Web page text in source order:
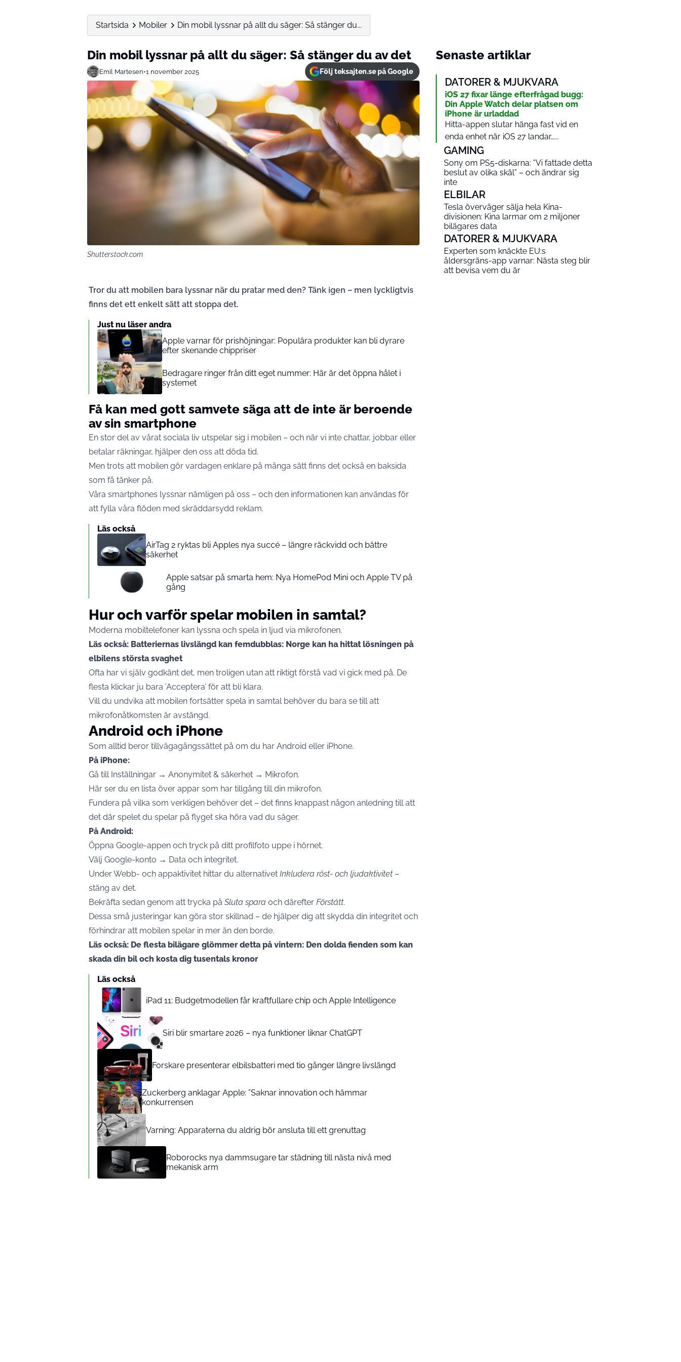
Startsida Mobiler Din mobil lyssnar på allt du säger: Så stänger du...
Din mobil lyssnar på allt du säger: Så stänger du av det
Emil Martesen•1 november 2025 Följ teksajten.se på Google
Shutterstock.com
Tror du att mobilen bara lyssnar när du pratar med den? Tänk igen – men lyckligtvis
finns det ett enkelt sätt att stoppa det.
Just nu läser andra
Apple varnar för prishöjningar: Populära produkter kan bli dyrare
efter skenande chippriser
Bedragare ringer från ditt eget nummer: Här är det öppna hålet i
systemet
Få kan med gott samvete säga att de inte är beroende
av sin smartphone
En stor del av vårat sociala liv utspelar sig i mobilen – och när vi inte chattar, jobbar eller
betalar räkningar, hjälper den oss att döda tid.
Men trots att mobilen gör vardagen enklare på många sätt finns det också en baksida
som få tänker på.
Våra smartphones lyssnar nämligen på oss – och den informationen kan användas för
att fylla våra flöden med skräddarsydd reklam.
Läs också
AirTag 2 ryktas bli Apples nya succé – längre räckvidd och bättre
säkerhet
Apple satsar på smarta hem: Nya HomePod Mini och Apple TV på
gång
Hur och varför spelar mobilen in samtal?
Moderna mobiltelefoner kan lyssna och spela in ljud via mikrofonen.
Läs också: Batteriernas livslängd kan femdubblas: Norge kan ha hittat lösningen på
elbilens största svaghet
Ofta har vi själv godkänt det, men troligen utan att riktigt förstå vad vi gick med på. De
flesta klickar ju bara ’Acceptera’ för att bli klara.
Vill du undvika att mobilen fortsätter spela in samtal behöver du bara se till att
mikrofonåtkomsten är avstängd.
Android och iPhone
Som alltid beror tillvägagångssättet på om du har Android eller iPhone.
På iPhone:
Gå till Inställningar → Anonymitet & säkerhet → Mikrofon.
Här ser du en lista över appar som har tillgång till din mikrofon.
Fundera på vilka som verkligen behöver det – det finns knappast någon anledning till att
det där spelet du spelar på flyget ska höra vad du säger.
På Android:
Öppna Google-appen och tryck på ditt profilfoto uppe i hörnet.
Välj Google-konto → Data och integritet.
Under Webb- och appaktivitet hittar du alternativet Inkludera röst- och ljudaktivitet –
stäng av det.
Bekräfta sedan genom att trycka på Sluta spara och därefter Förstått.
Dessa små justeringar kan göra stor skillnad – de hjälper dig att skydda din integritet och
förhindrar att mobilen spelar in mer än den borde.
Läs också: De flesta bilägare glömmer detta på vintern: Den dolda fienden som kan
skada din bil och kosta dig tusentals kronor
Läs också
iPad 11: Budgetmodellen får kraftfullare chip och Apple Intelligence
Siri blir smartare 2026 – nya funktioner liknar ChatGPT
Forskare presenterar elbilsbatteri med tio gånger längre livslängd
Zuckerberg anklagar Apple: ”Saknar innovation och hämmar
konkurrensen
Varning: Apparaterna du aldrig bör ansluta till ett grenuttag
Roborocks nya dammsugare tar städning till nästa nivå med
mekanisk arm
Senaste artiklar
DATORER & MJUKVARA
iOS 27 fixar länge efterfrågad bugg:
Din Apple Watch delar platsen om
iPhone är urladdad
Hitta-appen slutar hänga fast vid en
enda enhet när iOS 27 landar…...
GAMING
Sony om PS5-diskarna: ”Vi fattade detta
beslut av olika skäl” – och ändrar sig
inte
ELBILAR
Tesla överväger sälja hela Kina-
divisionen: Kina larmar om 2 miljoner
bilägares data
DATORER & MJUKVARA
Experten som knäckte EU:s
åldersgräns-app varnar: Nästa steg blir
att bevisa vem du är